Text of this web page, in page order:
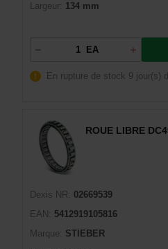
Largeur: 134 mm
EA
En rupture de stock 9 jour(s)
ROUE LIBRE
Dexis NR:
02669539
EAN:
5412919105816
Marque:
STIEBER